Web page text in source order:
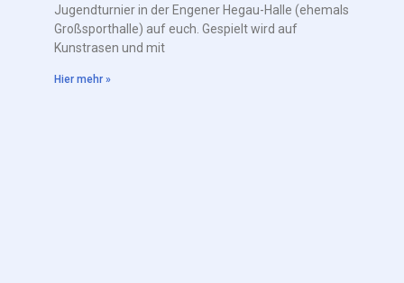
Jugendturnier in der Engener Hegau-Halle (ehemals
Großsporthalle) auf euch. Gespielt wird auf
Kunstrasen und mit
Hier mehr »